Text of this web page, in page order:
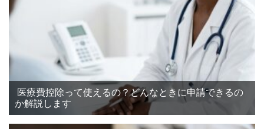
医療費控除って使えるの？どんなときに申請できるの
か解説します